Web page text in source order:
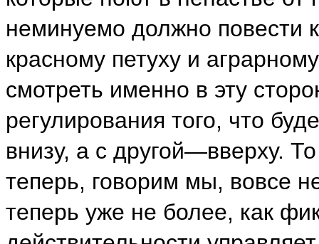
неминуемо должно повести
красному петуху и
смотреть именно в эту
регулирования того, что
внизу, а с другой—вверху.
теперь, говорим мы, вовсе
теперь уже не более, как